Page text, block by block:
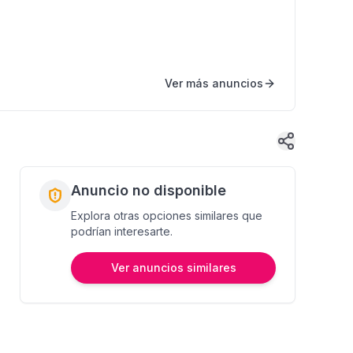
Ver más anuncios
Anuncio no disponible
Explora otras opciones similares que
podrían interesarte.
Ver anuncios similares